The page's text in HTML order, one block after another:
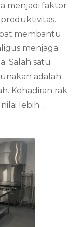
menjadi faktor
membantu
menjaga
Salah satu
adalah
Kehadiran rak
lebih …